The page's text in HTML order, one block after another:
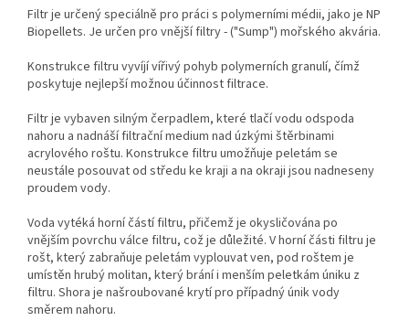
Filtr je určený speciálně pro práci s polymerními médii, jako je NP
Biopellets. Je určen pro vnější filtry - ("Sump") mořského akvária.
Konstrukce filtru vyvíjí vířivý pohyb polymerních granulí, čímž
poskytuje nejlepší možnou účinnost filtrace.
Filtr je vybaven silným čerpadlem, které tlačí vodu odspoda
nahoru a nadnáší filtrační medium nad úzkými štěrbinami
acrylového roštu. Konstrukce filtru umožňuje peletám se
neustále posouvat od středu ke kraji a na okraji jsou nadneseny
proudem vody.
Voda vytéká horní částí filtru, přičemž je okysličována po
vnějším povrchu válce filtru, což je důležité. V horní části filtru je
rošt, který zabraňuje peletám vyplouvat ven, pod roštem je
umístěn hrubý molitan, který brání i menším peletkám úniku z
filtru. Shora je našroubované krytí pro případný únik vody
směrem nahoru.